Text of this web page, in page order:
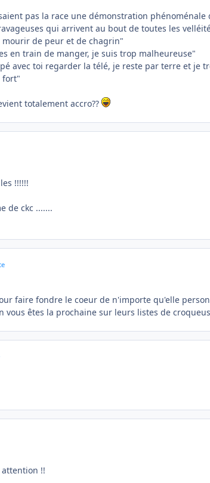
pas la race une démonstration phénoménale
qui arrivent au bout de toutes les
de peur et de chagrin"
en train de manger, je suis trop malheureuse"
avec toi regarder la télé, je reste par terre et je
fort"
totalement accro??
!!!!!!
de ckc .......
faire fondre le coeur de n'importe qu'elle
vous êtes la prochaine sur leurs listes de
!!